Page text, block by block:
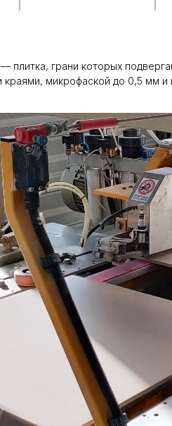
плитка, грани которых
краями, микрофаской до 0,5 мм